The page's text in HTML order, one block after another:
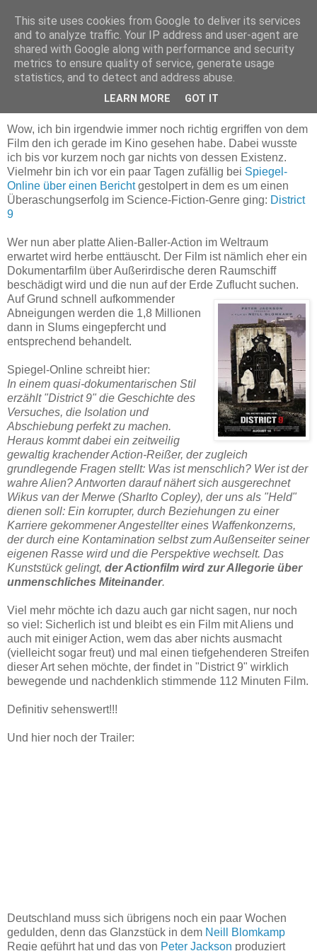
Delegation in Malvern
Dienstag, 18. August 2009
Überraschend bewegend
Wow, ich bin irgendwie immer noch richtig ergriffen von dem
Film den ich gerade im Kino gesehen habe. Dabei wusste
ich bis vor kurzem noch gar nichts von dessen Existenz.
Vielmehr bin ich vor ein paar Tagen zufällig bei Spiegel-
Online über einen Berichtgestolpert in dem es um einen
Überaschungserfolg im Science-Fiction-Genre ging: District
9
Wer nun aber platte Alien-Baller-Action im Weltraum
erwartet wird herbe enttäuscht. Der Film ist nämlich eher ein
Dokumentarfilm über Außerirdische deren Raumschiff
beschädigt wird und die nun auf der Erde Zuflucht suchen.
Auf Grund schnell aufkommender
Abneigungen werden die 1,8 Millionen
dann in Slums eingepfercht und
entsprechend behandelt.
Spiegel-Online schreibt hier:
In einem quasi-dokumentarischen Stil
erzählt "District 9" die Geschichte des
Versuches, die Isolation und
Abschiebung perfekt zu machen.
Heraus kommt dabei ein zeitweilig
gewaltig krachender Action-Reißer, der zugleich
grundlegende Fragen stellt: Was ist menschlich? Wer ist der
wahre Alien? Antworten darauf nähert sich ausgerechnet
Wikus van der Merwe (Sharlto Copley), der uns als "Held"
dienen soll: Ein korrupter, durch Beziehungen zu einer
Karriere gekommener Angestellter eines Waffenkonzerns,
der durch eine Kontamination selbst zum Außenseiter seiner
eigenen Rasse wird und die Perspektive wechselt. Das
Kunststück gelingt, der Actionfilm wird zur Allegorie über
unmenschliches Miteinander.
Viel mehr möchte ich dazu auch gar nicht sagen, nur noch
so viel: Sicherlich ist und bleibt es ein Film mit Aliens und
auch mit einiger Action, wem das aber nichts ausmacht
(vielleicht sogar freut) und mal einen tiefgehenderen Streifen
dieser Art sehen möchte, der findet in "District 9" wirklich
bewegende und nachdenklich stimmende 112 Minuten Film.
Definitiv sehenswert!!!
Und hier noch der Trailer:
Deutschland muss sich übrigens noch ein paar Wochen
gedulden, denn das Glanzstück in dem Neill Blomkamp
Regie geführt hat und das von Peter Jackson produziert
This site uses cookies from Google to deliver its services
and to analyze traffic. Your IP address and user-agent are
shared with Google along with performance and security
metrics to ensure quality of service, generate usage
statistics, and to detect and address abuse.
LEARN MORE GOT IT